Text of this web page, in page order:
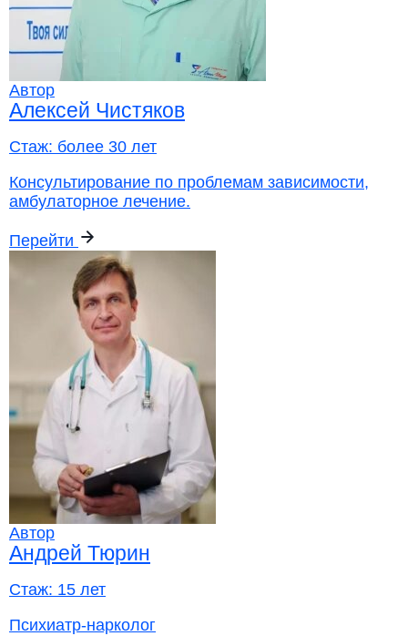
Автор
Алексей Чистяков
Стаж: более 30 лет
Консультирование по проблемам зависимости,
амбулаторное лечение.
Перейти
Автор
Андрей Тюрин
Стаж: 15 лет
Психиатр-нарколог